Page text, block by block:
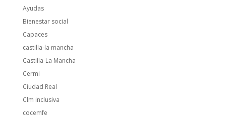
Ayudas
Bienestar social
Capaces
castilla-la mancha
Castilla-La Mancha
Cermi
Ciudad Real
Clm inclusiva
cocemfe